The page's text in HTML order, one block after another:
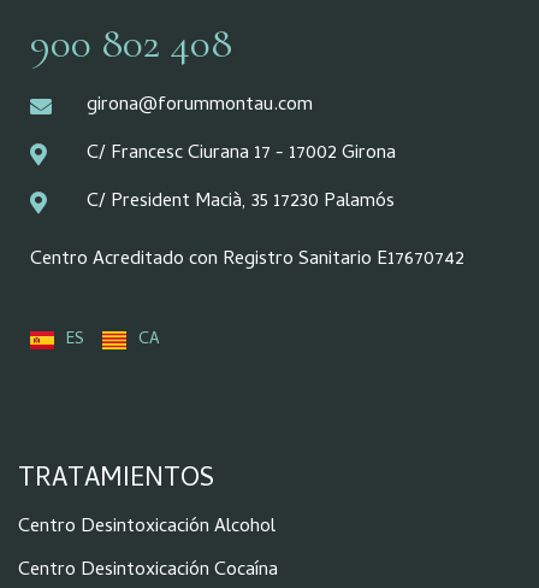
900 802 408
girona@forummontau.com
C/ Francesc Ciurana 17 - 17002 Girona
C/ President Macià, 35 17230 Palamós
Centro Acreditado con Registro Sanitario E17670742
ES CA
TRATAMIENTOS
Centro Desintoxicación Alcohol
Centro Desintoxicación Cocaína